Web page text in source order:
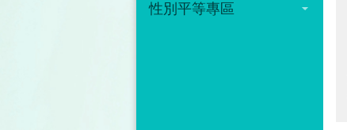
性別平等專區